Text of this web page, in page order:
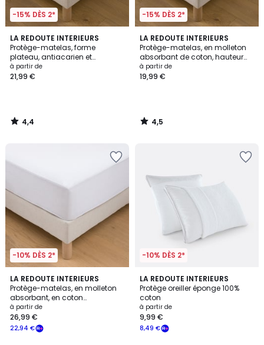
-15% DÈS 2*
LA REDOUTE INTERIEURS
Protège-matelas, forme
plateau, antiacarien et
imperméable
à partir de
21,99 €
4,4
/ 5
4,4
/
-15% DÈS 2*
LA REDOUTE INTERIEURS
Protège-matelas, en molleton
absorbant de coton, hauteur
maxi 20 cm
à partir de
19,99 €
4,5
/ 5
4,5
/
-10% DÈS 2*
LA REDOUTE INTERIEURS
Protège-matelas, en molleton
absorbant, en coton
imperméable, hauteur maxi 22
cm
à partir de
22,94 €
26,99 €
4,4
/ 5
-10% DÈS 2*
LA REDOUTE INTERIEURS
Protège oreiller éponge 100%
coton
à partir de
8,49 €
9,99 €
4,2
/ 5